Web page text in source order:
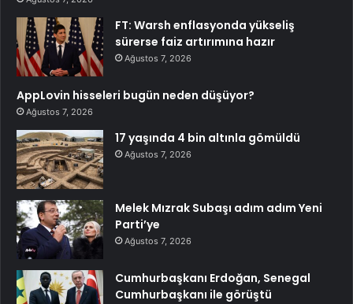
FT: Warsh enflasyonda yükseliş
sürerse faiz artırımına hazır
Ağustos 7, 2026
AppLovin hisseleri bugün neden düşüyor?
Ağustos 7, 2026
17 yaşında 4 bin altınla gömüldü
Ağustos 7, 2026
Melek Mızrak Subaşı adım adım Yeni
Parti’ye
Ağustos 7, 2026
Cumhurbaşkanı Erdoğan, Senegal
Cumhurbaşkanı ile görüştü